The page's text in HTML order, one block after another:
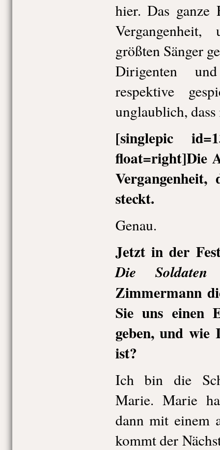
hier. Das ganze
größten Sänger
Dirigenten
respektive
unglaublich,
[singlepic
float=right]Die
steckt.
Genau.
Jetzt in der
Die Soldaten
Zimmermann
Sie uns einen
geben, und wie
ist?
Ich bin die
Marie. Marie
dann mit einem
kommt der